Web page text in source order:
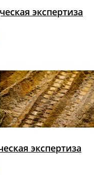
экспертиза
экспертиза